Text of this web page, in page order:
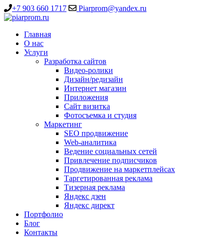
+7 903 660 1717 Piarprom@yandex.ru
Главная
О нас
Услуги
Разработка сайтов
Видео-ролики
Дизайн/редизайн
Интернет магазин
Приложения
Сайт визитка
Фотосъемка и студия
Маркетинг
SEO продвижение
Web-аналитика
Ведение социальных сетей
Привлечение подписчиков
Продвижение на маркетплейсах
Таргетированная реклама
Тизерная реклама
Яндекс дзен
Яндекс директ
Портфолио
Блог
Контакты